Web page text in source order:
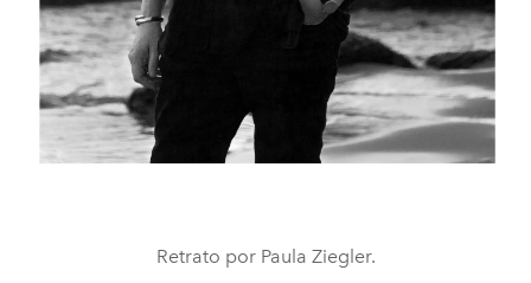
Retrato por Paula Ziegler.